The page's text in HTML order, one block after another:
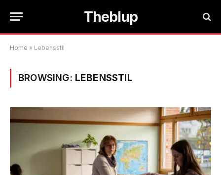
Theblup
Home » Lebensstil
BROWSING: LEBENSSTIL